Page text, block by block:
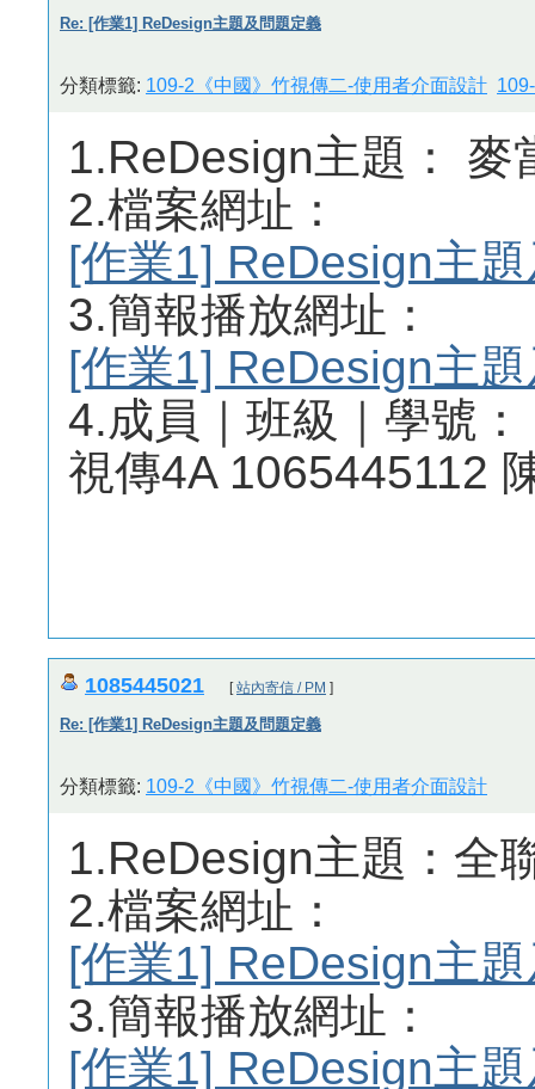
Re: [作業1] ReDesign主題及問題定義
分類標籤: 109-2《中國》竹視傳二-使用者介面設計
1.ReDesign主題： 麥
2.檔案網址：
[作業1] ReDesign主
3.簡報播放網址：
[作業1] ReDesign主
4.成員｜班級｜學號：
視傳4A 1065445112
1085445021 [站內寄信 / PM ]
Re: [作業1] ReDesign主題及問題定義
分類標籤: 109-2《中國》竹視傳二-使用者介面設計
1.ReDesign主題：全
2.檔案網址：
[作業1] ReDesign主
3.簡報播放網址：
[作業1] ReDesign主